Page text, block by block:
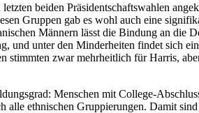
beiden Präsidentschaftswahlen
Gruppen gab es wohl auch eine
Män­nern lässt die Bindung an die
und unter den Minderheiten findet sich
stimmten zwar mehrheitlich für Harris,
Menschen mit College-
alle ethnischen Gruppierungen. Damit